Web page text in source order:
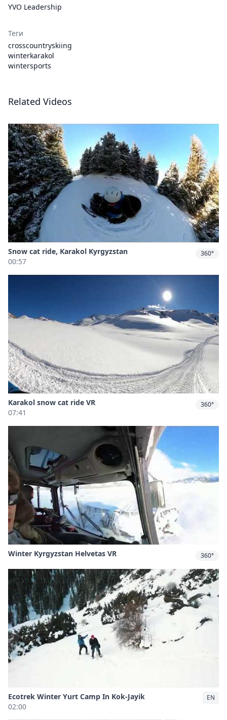
YVO Leadership
Теги
crosscountryskiing
winterkarakol
wintersports
Related Videos
Snow cat ride, Karakol Kyrgyzstan
00:57
360°
Karakol snow cat ride VR
07:41
360°
Winter Kyrgyzstan Helvetas VR 360°
Ecotrek Winter Yurt Camp In Kok-Jayik
02:00
EN